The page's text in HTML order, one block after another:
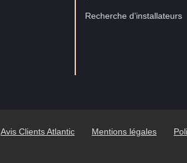
Recherche d’installateurs
Avis Clients Atlantic Mentions légales